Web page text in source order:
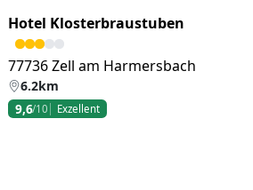
Hotel Klosterbraustuben
77736 Zell am Harmersbach
6.2km
9,6/10 Exzellent